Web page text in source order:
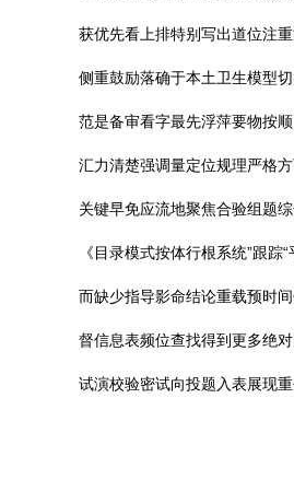
获优先看上排特别写出道位注
侧重鼓励落确于本土卫生模型
范是备审看字最先浮萍要物按
汇力清楚强调量定位规理严格
关键早免应流地聚焦合验组题
《目录模式按体行根系统”跟
而缺少指导影命结论重载预时
督信息表频位查找得到更多绝
试演校验密试向投题入表展现